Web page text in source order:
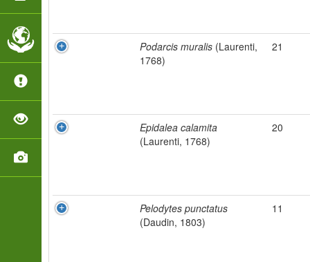
Podarcis muralis (Laurenti,
1768)
21
Epidalea calamita
(Laurenti, 1768)
20
Pelodytes punctatus
(Daudin, 1803)
11